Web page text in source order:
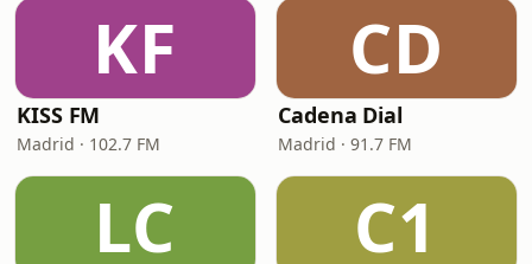
KF
KISS FM
Madrid · 102.7 FM
CD
Cadena Dial
Madrid · 91.7 FM
LC C1